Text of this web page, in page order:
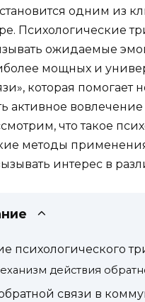
одним из
Психологические
ожидаемые
мощных и
которая помогает
активное
что такое
методы
интерес в
психологического
действия
связи в